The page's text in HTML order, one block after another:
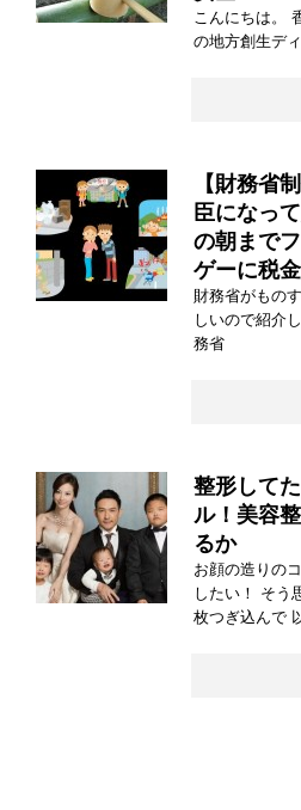
こんにちは。
の地方創生デ
【財務省
臣になっ
の朝まで
ゲーに税
財務省がもの
しいので紹介
務省
整形して
ル！美容
るか
お顔の造りの
したい！ そう
枚つぎ込んで